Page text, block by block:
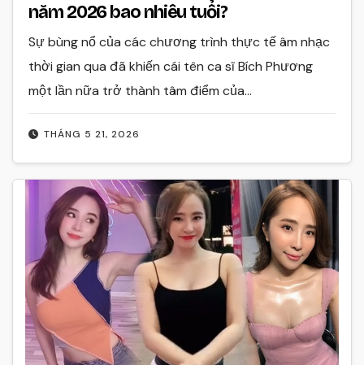
năm 2026 bao nhiêu tuổi?
THÁNG 5 21, 2026
Sự bùng nổ của các chương trình thực tế âm nhạc
thời gian qua đã khiến cái tên ca sĩ Bích Phương
một lần nữa trở thành tâm điểm của…